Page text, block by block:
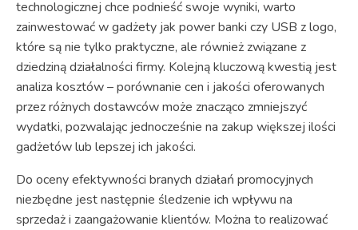
technologicznej chce podnieść swoje wyniki, warto
zainwestować w gadżety jak power banki czy USB z logo,
które są nie tylko praktyczne, ale również związane z
dziedziną działalności firmy. Kolejną kluczową kwestią jest
analiza kosztów – porównanie cen i jakości oferowanych
przez różnych dostawców może znacząco zmniejszyć
wydatki, pozwalając jednocześnie na zakup większej ilości
gadżetów lub lepszej ich jakości.
Do oceny efektywności branych działań promocyjnych
niezbędne jest następnie śledzenie ich wpływu na
sprzedaż i zaangażowanie klientów. Można to realizować